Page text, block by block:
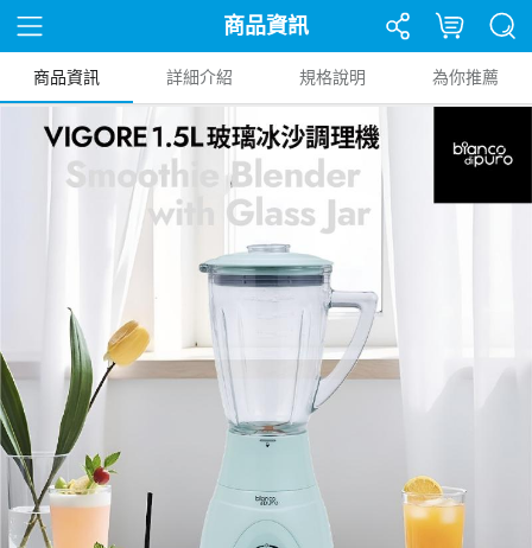
商品資訊
商品資訊 詳細介紹 規格說明 為你推薦